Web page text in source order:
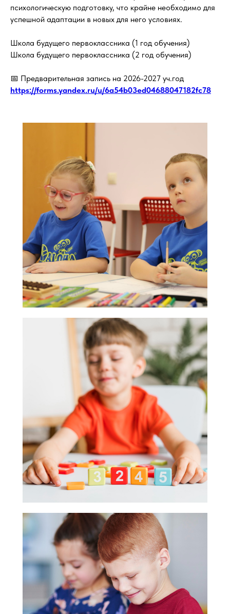
психологическую подготовку, что крайне необходимо для
успешной адаптации в новых для него условиях.
Школа будущего первоклассника (1 год обучения)
Школа будущего первоклассника (2 год обучения)
📅 Предварительная запись на 2026-2027 уч.год
https://forms.yandex.ru/u/6a54b03ed04688047182fc78